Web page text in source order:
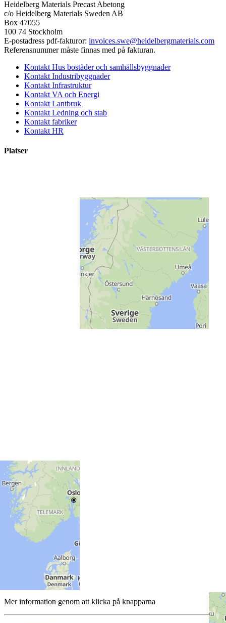
Heidelberg Materials Precast Abetong
c/o Heidelberg Materials Sweden AB
Box 47055
100 74 Stockholm
E-postadress pdf-fakturor: invoices.swe@heidelbergmaterials.com
Referensnummer måste finnas med på fakturan.
Kontakt Hus bostäder och samhällsbyggnader
Kontakt Industribyggnader
Kontakt Infrastruktur
Kontakt VA och Energi
Kontakt Lantbruk
Kontakt Ledning och stab
Kontakt fabriker
Kontakt HR
Platser
Mer information genom att klicka på knapparna